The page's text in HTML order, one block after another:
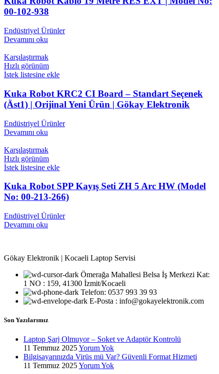
00-102-938
Endüstriyel Ürünler
Devamını oku
Karşılaştırmak
Hızlı görünüm
İstek listesine ekle
Kuka Robot KRC2 CI Board – Standart Seçenek
(Äst1) | Orijinal Yeni Ürün | Gökay Elektronik
Endüstriyel Ürünler
Devamını oku
Karşılaştırmak
Hızlı görünüm
İstek listesine ekle
Kuka Robot SPP Kayış Seti ZH 5 Arc HW (Model
No: 00-213-266)
Endüstriyel Ürünler
Devamını oku
Gökay Elektronik | Kocaeli Laptop Servisi
Ömerağa Mahallesi Belsa İş Merkezi Kat:
1 NO : 159, 41300 İzmit/Kocaeli
Telefon: 0537 993 39 93
E-Posta : info@gokayelektronik.com
Son Yazılarımız
Laptop Şarj Olmuyor – Soket ve Adaptör Kontrolü
11 Temmuz 2025Yorum Yok
Bilgisayarınızda Virüs mü Var? Güvenli Format Hizmeti
11 Temmuz 2025Yorum Yok